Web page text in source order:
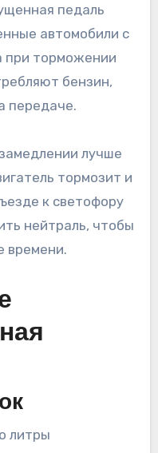
педаль
автомобили с
при торможении
бензин,
передаче.
лучше
тормозит и
к светофору
нейтраль, чтобы
времени.
литры